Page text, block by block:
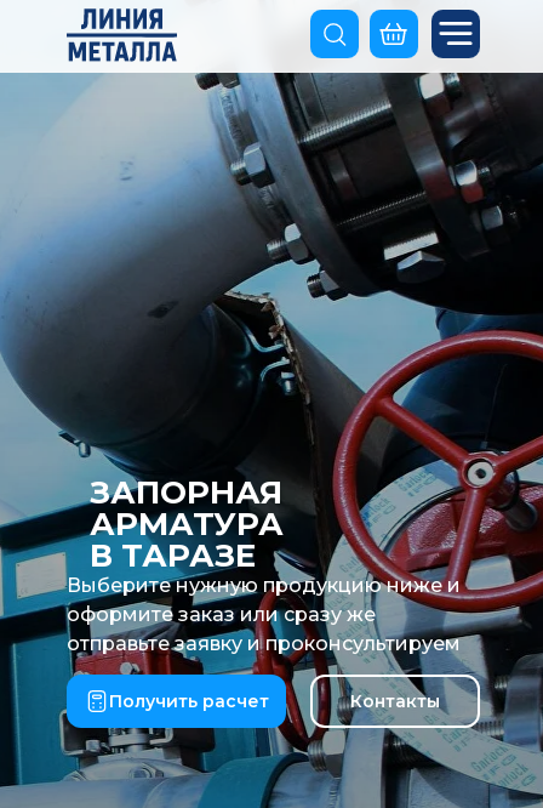
ЗАПОРНАЯ
АРМАТУРА
В ТАРАЗЕ
Выберите нужную продукцию ниже и
оформите заказ или сразу же
отправьте заявку и проконсультируем
Получить расчет Контакты